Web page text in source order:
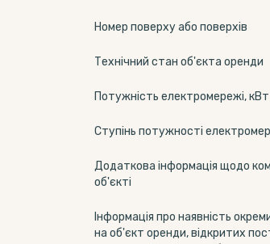
Номер поверху або поверхів
Технічний стан об'єкта оренди
Потужність електромережі, кВт
Ступінь потужності
Додаткова інформація щодо
об'єкті
Інформація про наявність
на об'єкт оренди, відкритих